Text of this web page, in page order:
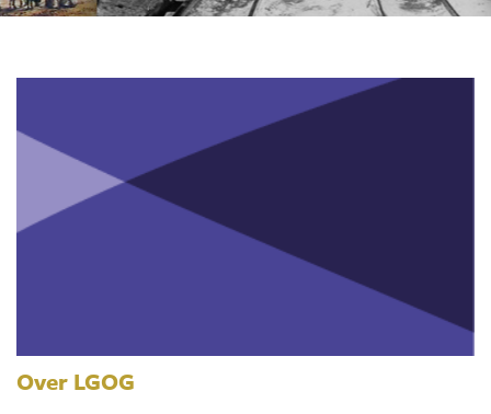
Over LGOG